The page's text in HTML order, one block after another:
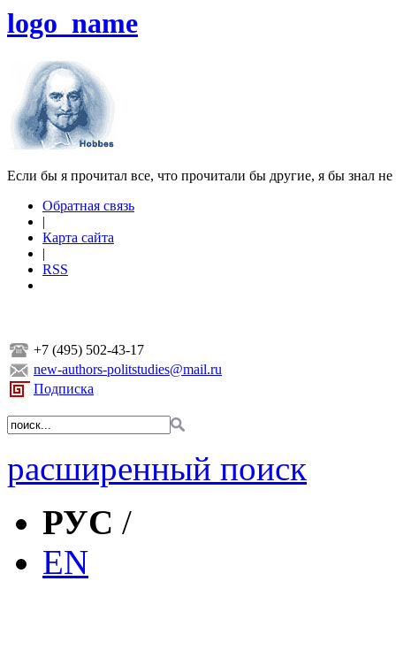
logo_name
Если бы я прочитал все, что прочитали бы другие, я бы знал
Обратная связь
|
Карта сайта
|
RSS
+7 (495) 502-43-17
new-authors-politstudies@mail.ru
Подписка
расширенный поиск
РУС /
EN